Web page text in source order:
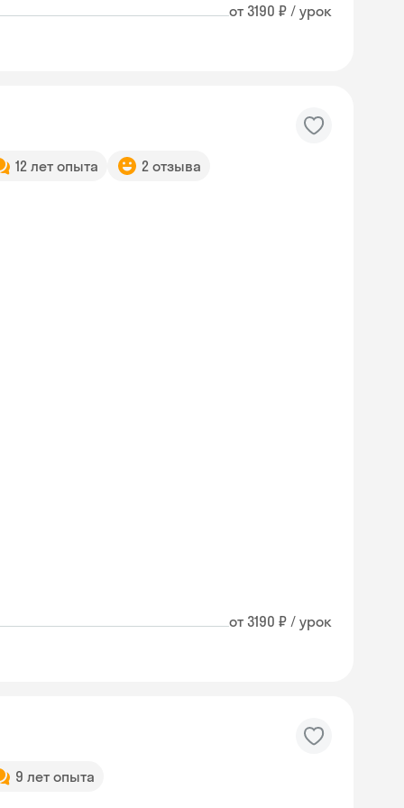
от 3190 ₽ / урок
12 лет опыта 2 отзыва
от 3190 ₽ / урок
9 лет опыта